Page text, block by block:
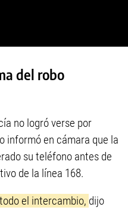
del robo
no logró verse por
informó en cámara que la
su teléfono antes de
de la línea 168.
el intercambio, dijo